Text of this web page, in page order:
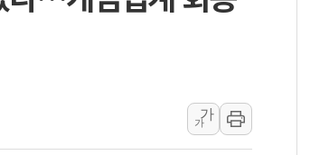
李 대통령, '6시간 마라톤 부동산 2차 회의' 주재… "전폭
트럼프, 中 겨냥 폴리실리콘 관세 15% 부과…美 태양광
이란와이어 "이란 최고지도자 위독…곧 사망해도 놀랍
남동발전, 해남군에 국내 최대 규모 400MW 태양광 착
[인도증시] 중동 불안 속 유가 상승에 소폭 하락...금융주
가
가